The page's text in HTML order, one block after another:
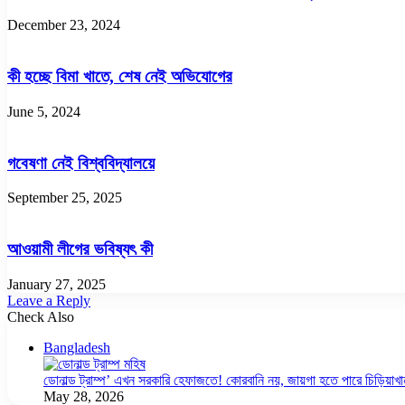
December 23, 2024
কী হচ্ছে বিমা খাতে, শেষ নেই অভিযোগের
June 5, 2024
গবেষণা নেই বিশ্ববিদ্যালয়ে
September 25, 2025
আওয়ামী লীগের ভবিষ্যৎ কী
January 27, 2025
Leave a Reply
Check Also
Bangladesh
ডোনাল্ড ট্রাম্প’ এখন সরকারি হেফাজতে! কোরবানি নয়, জায়গা হতে পারে
May 28, 2026